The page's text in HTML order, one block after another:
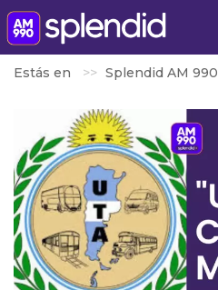
Estás en Splendid AM 990